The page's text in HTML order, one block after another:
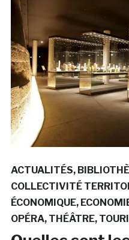
ACTUALITÉS
COLLECTIVITÉ
ÉCONOMIQUE
OPÉRA THÉÂTRE